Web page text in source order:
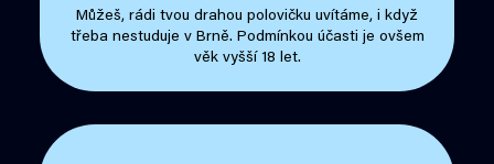
Můžeš, rádi tvou drahou polovičku uvítáme, i když
třeba nestuduje v Brně. Podmínkou účasti je ovšem
věk vyšší 18 let.